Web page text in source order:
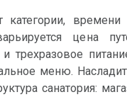
категории, времени
цена
трехразовое
меню.
санатория: